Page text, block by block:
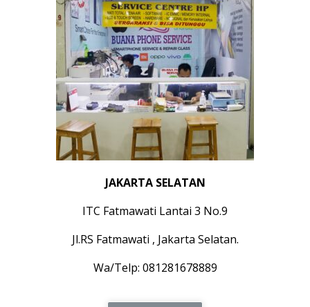
JAKARTA SELATAN
ITC Fatmawati Lantai 3 No.9
Jl.RS Fatmawati , Jakarta Selatan.
Wa/Telp: 081281678889